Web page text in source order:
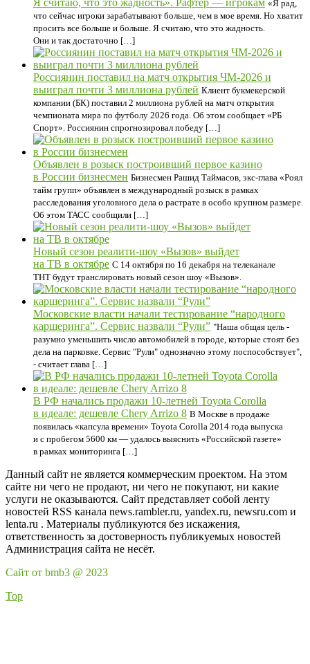
Я считаю, что это жадность». Рафтер — игрокам «Я рад,
что сейчас игроки зарабатывают больше, чем в мое время. Но хватит
просить все больше и больше. Я считаю, что это жадность.
Они и так достаточно […]
Россиянин поставил на матч открытия ЧМ-2026 и
выиграл почти 3 миллиона рублей Клиент букмекерской
компании (БК) поставил 2 миллиона рублей на матч открытия
чемпионата мира по футболу 2026 года. Об этом сообщает «РБ
Спорт». Россиянин спрогнозировал победу […]
Объявлен в розыск построивший первое казино
в России бизнесмен Бизнесмен Рашид Таймасов, экс-глава «Роял
тайм групп» объявлен в международный розыск в рамках
расследования уголовного дела о растрате в особо крупном размере.
Об этом ТАСС сообщили […]
Новый сезон реалити-шоу «Вызов» выйдет
на ТВ в октябре С 14 октября по 16 декабря на телеканале
ТНТ будут транслировать новый сезон шоу «Вызов».
Московские власти начали тестирование “народного
каршеринга”. Сервис назвали “Рули” "Наша общая цель -
разумно уменьшить число автомобилей в городе, которые стоят без
дела на парковке. Сервис "Рули" однозначно этому поспособствует",
- считает глава […]
В РФ начались продажи 10-летней Toyota Corolla
в идеале: дешевле Chery Arrizo 8 В Москве в продаже
появилась «капсула времени» Toyota Corolla 2014 года выпуска
и с пробегом 5600 км — удалось выяснить «Российской газете»
в рамках мониторинга […]
Данный сайт не является коммерческим проектом. На этом
сайте ни чего не продают, ни чего не покупают, ни какие
услуги не оказываются. Сайт представляет собой ленту
новостей RSS канала news.rambler.ru, yandex.ru, newsru.com и
lenta.ru . Материалы публикуются без искажения,
ответственность за достоверность публикуемых новостей
Администрация сайта не несёт.
Сайт от bmb3 @ 2023
Top